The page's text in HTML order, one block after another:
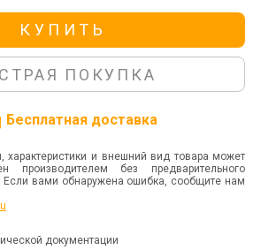
КУПИТЬ
ПОКУПКА
Бесплатная доставка
характеристики и внешний вид товара может
производителем без предварительного
вами обнаружена ошибка, сообщите нам
документации